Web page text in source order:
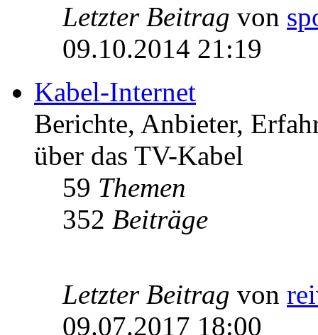
Letzter Beitrag von
09.10.2014 21:19
Kabel-Internet
Berichte, Anbieter,
über das TV-Kabel
59 Themen
352 Beiträge
Letzter Beitrag von
09.07.2017 18:00